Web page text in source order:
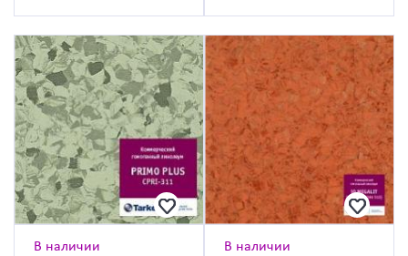
В наличии
В наличии